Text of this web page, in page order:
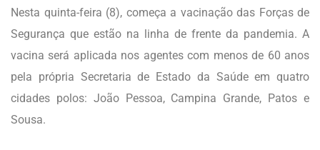
Nesta quinta-feira (8), começa a vacinação das Forças de
Segurança que estão na linha de frente da pandemia. A
vacina será aplicada nos agentes com menos de 60 anos
pela própria Secretaria de Estado da Saúde em quatro
cidades polos: João Pessoa, Campina Grande, Patos e
Sousa.